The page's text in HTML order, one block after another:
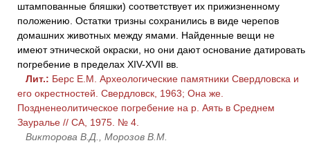
штампованные бляшки) соответствует их прижизненному
положению. Остатки тризны сохранились в виде черепов
домашних животных между ямами. Найденные вещи не
имеют этнической окраски, но они дают основание датировать
погребение в пределах XIV-XVII вв.
Лит.: Берс Е.М. Археологические памятники Свердловска и
его окрестностей. Свердловск, 1963; Она же.
Поздненеолитическое погребение на р. Аять в Среднем
Зауралье // СА, 1975. № 4.
Викторова В.Д., Морозов В.М.